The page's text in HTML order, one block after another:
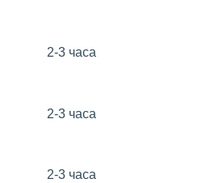
2-3 часа
2-3 часа
2-3 часа